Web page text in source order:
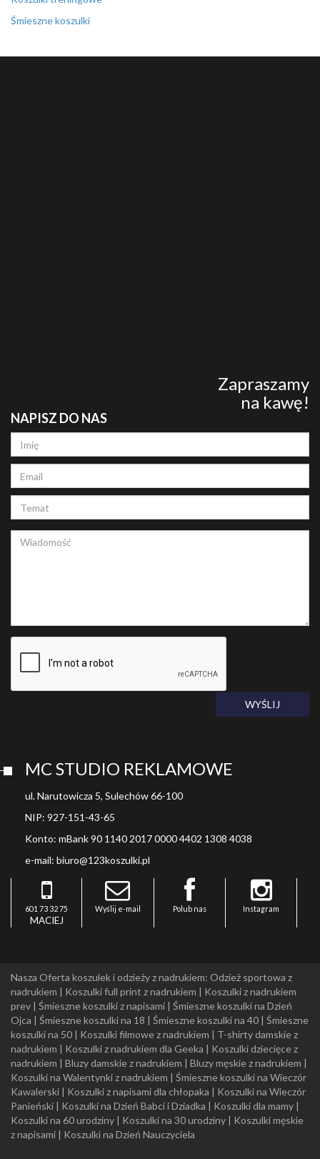
Śmieszne koszulki
Zapraszamy
na kawę!
NAPISZ DO NAS
WYŚLIJ
MC STUDIO REKLAMOWE
ul. Narutowicza 5, Sulechów 66-100
NIP: 927-151-43-65
Konto: mBank 90 1140 2017 0000 4402 1308 4038
e-mail: biuro@123koszulki.pl
601 73 32 75
MACIEJ
Wyślij e-mail Polub nas Instagram
Nasza Oferta koszulek i odzieży z nadrukiem: Odzież sportowa z
nadrukiem | Koszulki full print z nadrukiem | Koszulki z nadrukiem
prev | Śmieszne koszulki z napisami | Śmieszne koszulki na Dzień
Ojca | Śmieszne koszulki na 18 | Śmieszne koszulki na 40 | Śmieszne
koszulki na 50 | Koszulki filmowe z nadrukiem | T-shirty damskie z
nadrukiem | Koszulki z nadrukiem dla Geeka | Koszulki dziecięce z
nadrukiem | Bluzy damskie z nadrukiem | Bluzy męskie z nadrukiem |
Koszulki na Walentynki z nadrukiem | Śmieszne koszulki na Wieczór
Kawalerski | Koszulki z napisami dla chłopaka | Koszulki na Wieczór
Panieński | Koszulki na Dzień Babci i Dziadka | Koszulki dla mamy |
Koszulki na 60 urodziny | Koszulki na 30 urodziny | Koszulki męskie
z napisami | Koszulki na Dzień Nauczyciela